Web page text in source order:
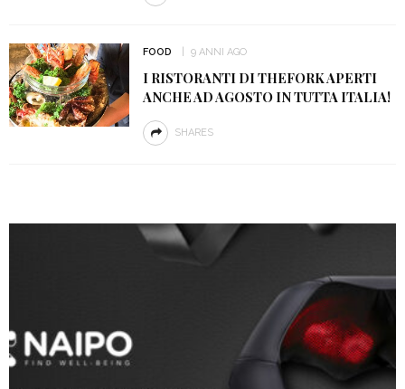
FOOD 9 ANNI AGO
I RISTORANTI DI THEFORK APERTI
ANCHE AD AGOSTO IN TUTTA ITALIA!
SHARES